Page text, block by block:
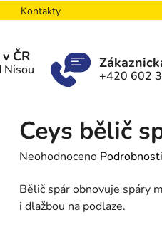
Kontakty
+420 602
ČR
Nisou
Ceys bělič
Průměrné
produktu
je
Neohodnoceno
Bělič spár obnovuje spáry
i dlažbou na podlaze.